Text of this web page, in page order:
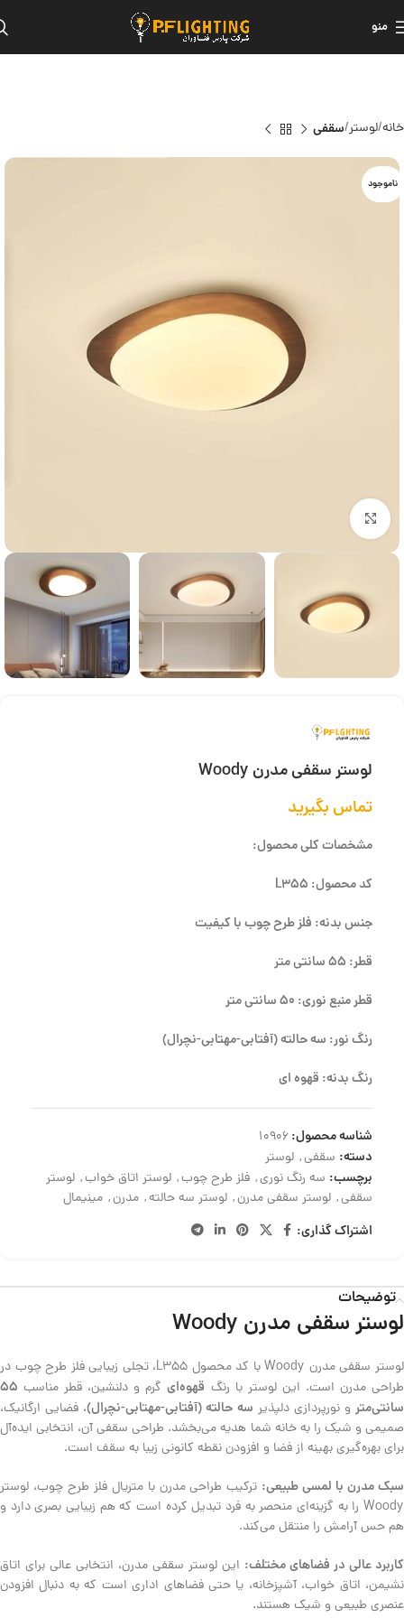
منو
خانه لوستر سقفی
ناموجود
بزرگنمایی تصویر
لوستر سقفی مدرن Woody
تماس بگیرید
مشخصات کلی محصول:
کد محصول: L355
جنس بدنه: فلز طرح چوب با کیفیت
قطر: 55 سانتی متر
قطر منبع نوری: 50 سانتی متر
رنگ نور: سه حالته (آفتابی-مهتابی-نچرال)
رنگ بدنه: قهوه ای
شناسه محصول:10906
دسته: سقفی, لوستر
برچسب: سه رنگ نوری, فلز طرح چوب, لوستر اتاق خواب, لوستر
سقفی, لوستر سقفی مدرن, لوستر سه حالته, مدرن, مینیمال
اشتراک گذاری:
توضیحات
لوستر سقفی مدرن Woody
لوستر سقفی مدرن Woody با کد محصول L355، تجلی زیبایی فلز طرح چوب در
طراحی مدرن است. این لوستر با رنگ قهوه‌ایگرم و دلنشین، قطر مناسب 55
سانتی‌متر و نورپردازی دلپذیر سه حالته (آفتابی-مهتابی-نچرال)، فضایی ارگانیک،
صمیمی و شیک را به خانه شما هدیه می‌بخشد. طراحی سقفی آن، انتخابی ایده‌آل
برای بهره‌گیری بهینه از فضا و افزودن نقطه کانونی زیبا به سقف است.
سبک مدرن با لمسی طبیعی: ترکیب طراحی مدرن با متریال فلز طرح چوب، لوستر
Woody را به گزینه‌ای منحصر به فرد تبدیل کرده است که هم زیبایی بصری دارد و
هم حس آرامش را منتقل می‌کند.
کاربرد عالی در فضاهای مختلف: این لوستر سقفی مدرن، انتخابی عالی برای اتاق
نشیمن، اتاق خواب، آشپزخانه، یا حتی فضاهای اداری است که به دنبال افزودن
عنصری طبیعی و شیک هستند.